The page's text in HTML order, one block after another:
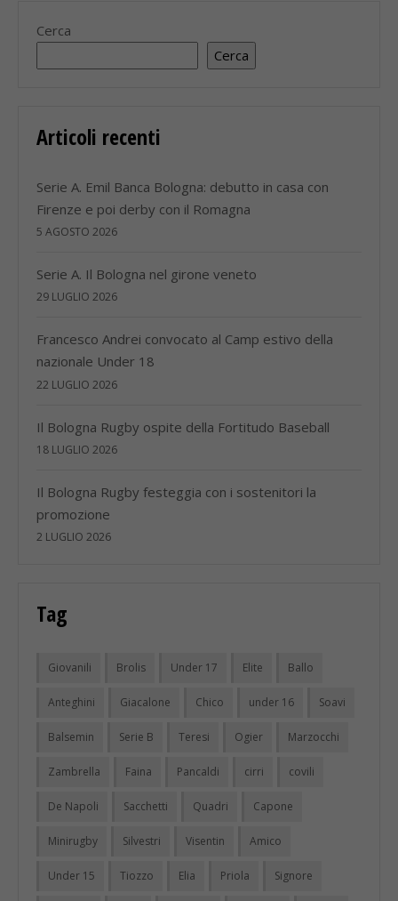
Cerca
Cerca
Articoli recenti
Serie A. Emil Banca Bologna: debutto in casa con
Firenze e poi derby con il Romagna
5 AGOSTO 2026
Serie A. Il Bologna nel girone veneto
29 LUGLIO 2026
Francesco Andrei convocato al Camp estivo della
nazionale Under 18
22 LUGLIO 2026
Il Bologna Rugby ospite della Fortitudo Baseball
18 LUGLIO 2026
Il Bologna Rugby festeggia con i sostenitori la
promozione
2 LUGLIO 2026
Tag
Giovanili Brolis Under 17 Elite Ballo
Anteghini Giacalone Chico under 16 Soavi
Balsemin Serie B Teresi Ogier Marzocchi
Zambrella Faina Pancaldi cirri covili
De Napoli Sacchetti Quadri Capone
Minirugby Silvestri Visentin Amico
Under 15 Tiozzo Elia Priola Signore